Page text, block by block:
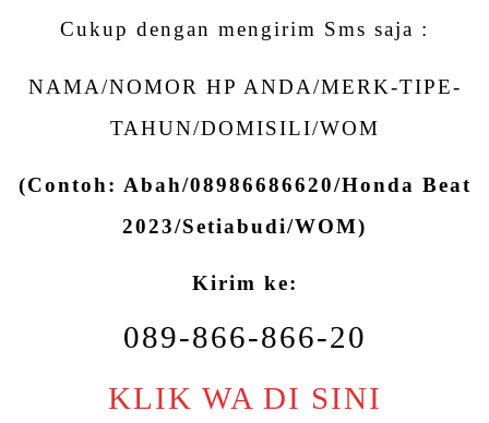
Cukup dengan mengirim Sms saja :
NAMA/NOMOR HP ANDA/MERK-TIPE-
TAHUN/DOMISILI/WOM
(Contoh: Abah/08986686620/Honda Beat
2023/Setiabudi/WOM)
Kirim ke:
089-866-866-20
KLIK WA DI SINI